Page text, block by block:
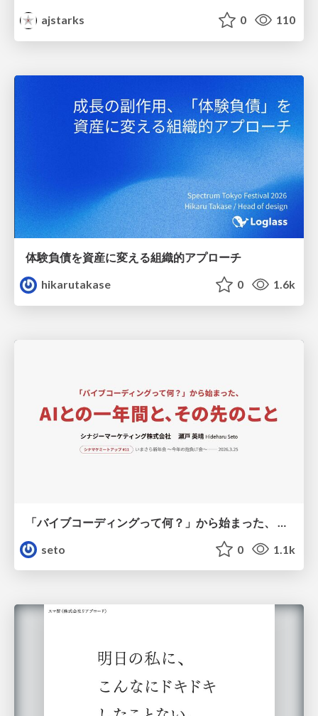
ajstarks
0 110
体験負債を資産に変える組織的アプローチ
hikarutakase
0 1.6k
seto
0 1.1k